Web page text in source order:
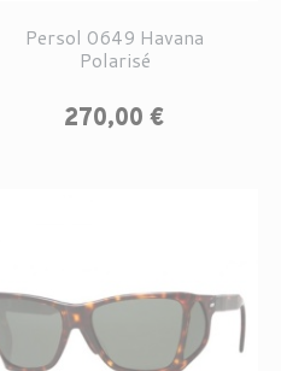
Persol 0649 Havana
Polarisé
Prix
270,00 €